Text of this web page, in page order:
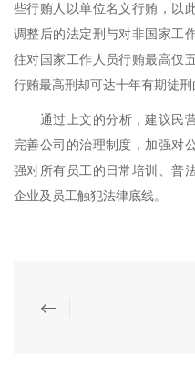
些行贿人以单位名义行贿，以
调整后的法定刑与对非国家工
往对国家工作人员行贿最高仅
行贿最高刑却可达十年有期徒刑
通过上文的分析，建议民
完善公司的治理制度，加强对
强对所有员工的日常培训、普
企业及员工触犯法律底线。